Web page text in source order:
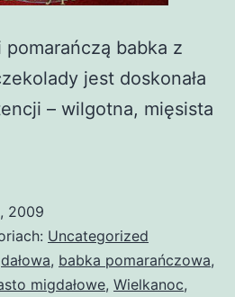
babka z
jest doskonała
– wilgotna, mięsista
2009
Uncategorized
, babka pomarańczowa,
migdałowe, Wielkanoc,